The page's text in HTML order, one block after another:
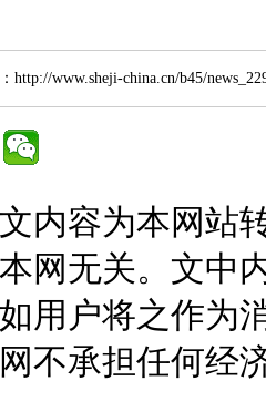
www.sheji-china.cn/b45/
内容为本网站
网无关。文中
用户将之作为
不承担任何经